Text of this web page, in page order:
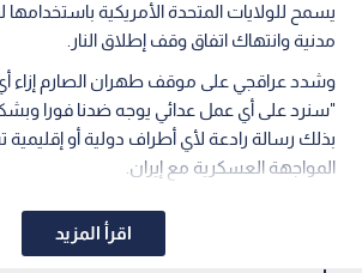
يسمح للولايات المتحدة الأمريكية
مدنية وانتهاك اتفاق وقف إطلاق النار.
وشدد عراقجي على موقف طهران الصارم إزاء
"سنرد على أي عمل عدائي يوجه ضدنا فورا
بذلك رسالة رادعة لأي أطراف دولية أو
المواجهة العسكرية مع إيران.
اقرأ المزيد